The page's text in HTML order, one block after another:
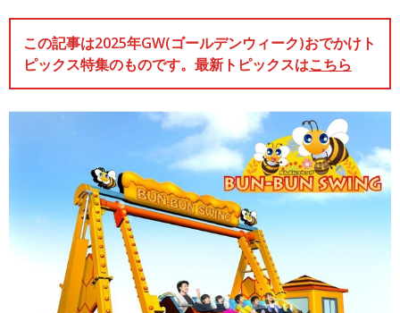
この記事は2025年GW(ゴールデンウィーク)おでかけト
ピックス特集のものです。最新トピックスはこちら